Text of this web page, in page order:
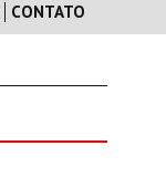
CONTATO